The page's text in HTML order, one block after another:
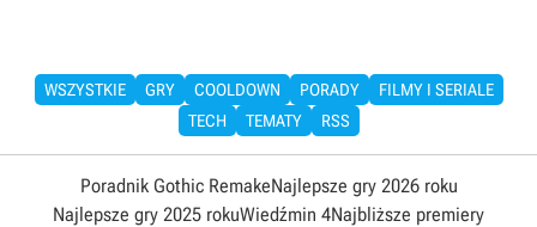
WSZYSTKIE GRY COOLDOWN PORADY
FILMY I SERIALE
TECH
TEMATY RSS
Poradnik Gothic RemakeNajlepsze gry 2026 roku
Najlepsze gry 2025 rokuWiedźmin 4Najbliższe premiery